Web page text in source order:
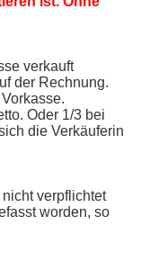
verkauft
der Rechnung.
Oder 1/3 bei
die Verkäuferin
verpflichtet
worden, so